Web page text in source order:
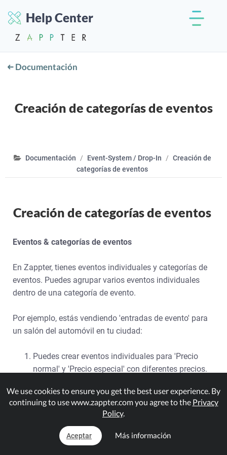
Help Center
Documentación
Creación de categorías de eventos
Documentación Event-System / Drop-In
Creación de
categorías de eventos
Creación de categorías de eventos
Eventos & categorías de eventos
En Zappter, tienes eventos individuales y categorías de
eventos. Puedes agrupar varios eventos individuales
dentro de una categoría de evento.
Por ejemplo, estás vendiendo 'entradas de evento' para
un salón del automóvil en tu ciudad:
Puedes crear eventos individuales para 'Precio
normal' y 'Precio especial' con diferentes precios.
'Individual' y 'Pareja'.
En el contenido de su aplicación, añada las
categorías de eventos para que cuando los
usuarios pulsen en "Individual" vean "Precio
normal" y "Precio especial".
We use cookies to ensure you get the best user experience. By
continuing to use www.zappter.com you agree to the Privacy
Policy.
Aceptar Más información